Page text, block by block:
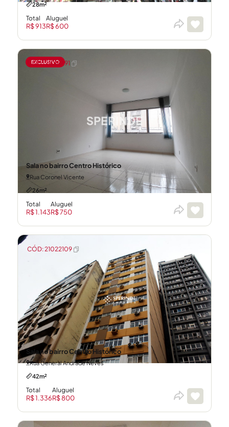
28m²
Total
R$ 913
Aluguel
R$ 600
EXCLUSIVO
Sala no bairro Centro Histórico
Rua Coronel Vicente
26m²
Total
R$ 1.143
Aluguel
R$ 750
CÓD: 21018291
Sala no bairro Centro Histórico
Rua General Andrade Neves
42m²
Total
R$ 1.336
Aluguel
R$ 800
CÓD: 21022109